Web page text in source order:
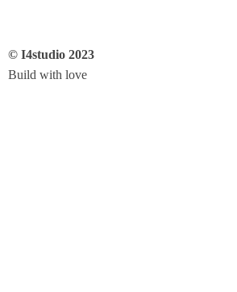
© I4studio 2023
Build with love